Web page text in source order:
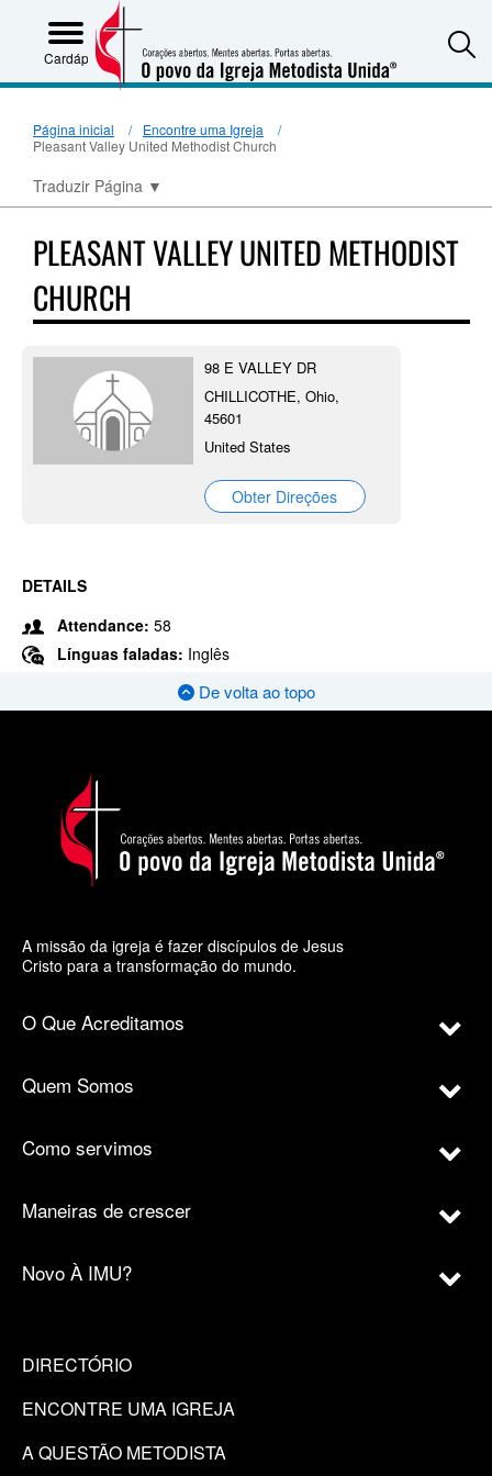
Cardápio
Página inicial
Encontre uma Igreja
Pleasant Valley United Methodist Church
Traduzir Página ▼
PLEASANT VALLEY UNITED METHODIST
CHURCH
98 E VALLEY DR
CHILLICOTHE, Ohio,
45601
United States
Obter Direções
DETAILS
Attendance: 58
Línguas faladas: Inglês
De volta ao topo
A missão da igreja é fazer discípulos de Jesus
Cristo para a transformação do mundo.
O Que Acreditamos
Quem Somos
Como servimos
Maneiras de crescer
Novo À IMU?
DIRECTÓRIO
ENCONTRE UMA IGREJA
A QUESTÃO METODISTA